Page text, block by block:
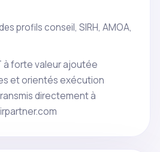
profils conseil, SIRH, AMOA,
à forte valeur ajoutée
et orientés exécution
directement à